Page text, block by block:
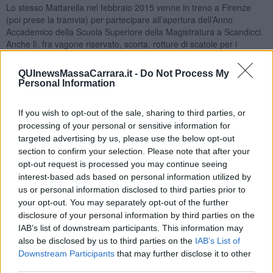
QUInewsMassaCarrara.it - Do Not Process My
Personal Information
If you wish to opt-out of the sale, sharing to third parties, or
processing of your personal or sensitive information for
targeted advertising by us, please use the below opt-out
section to confirm your selection. Please note that after your
opt-out request is processed you may continue seeing
interest-based ads based on personal information utilized by
us or personal information disclosed to third parties prior to
your opt-out. You may separately opt-out of the further
disclosure of your personal information by third parties on the
IAB’s list of downstream participants. This information may
also be disclosed by us to third parties on the IAB’s List of
Downstream Participants that may further disclose it to other
Lo stesso Mattarella nel febbraio 2015 venne in treno a Firenze
(poi prese la tramvia) per partecipare all’apertura dell’Anno
Accademico della Scuola Superiore della Magistratura a Scandicci.
Anche lì, fra vagone riservato, scorta, rotture di scatole per i
con un F35.
Sulla sicurezza c’è poco da scherzare, di morti in attentati ne
Marco Damilano(Un atomo di verità – Aldo Moro e la fine della
politica in Italia, Feltrinelli 2018) che parla di Moro, di cosa ha
rappresentato per l’Italia e di quello che è successo prima, durante
e dopo il 16 marzo 1978, il giorno del suo rapimento, la strage di
Via Fani. Come vedeva la politica, come era già allora, come
sarebbe diventata successivamente fino ai giorni nostri.
Quel 16 marzo che ricordiamo in diversi fu l’inizio della fine di una
possibilità. E accadde anche perché la sicurezza non era ancora
adeguata a quello che sarebbe potuto succedere e purtroppo
successe. Un’auto non blindata, un percorso sempre uguale giorno
dopo giorno, solo 5 persone di scorta, tutte trucidate.
La sicurezza è importante, nelle nostre città, per noi e per chi ci
rappresenta, anche se a volte non è quello che voteremmo. Poterla